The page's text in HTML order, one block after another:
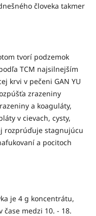
človeka takmer
tvorí podzemok
TCM najsilnejším
krvi v pečeni GAN YU
zrazeniny
a koaguláty,
v cievach, cysty,
rozprúďuje stagnujúcu
a pocitoch
je 4 g koncentrátu,
čase medzi 10. - 18.